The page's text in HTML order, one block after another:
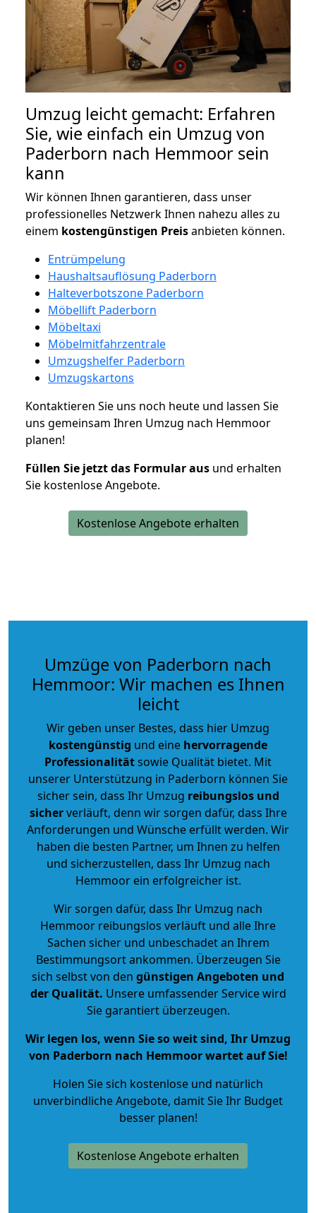
Umzug leicht gemacht: Erfahren
Sie, wie einfach ein Umzug von
Paderborn nach Hemmoor sein
kann
Wir können Ihnen garantieren, dass unser
professionelles Netzwerk Ihnen nahezu alles zu
einem kostengünstigen Preisanbieten können.
Entrümpelung
Haushaltsauflösung Paderborn
Halteverbotszone Paderborn
Möbellift Paderborn
Möbeltaxi
Möbelmitfahrzentrale
Umzugshelfer Paderborn
Umzugskartons
Kontaktieren Sie uns noch heute und lassen Sie
uns gemeinsam Ihren Umzug nach Hemmoor
planen!
Füllen Sie jetzt das Formular aus und erhalten
Sie kostenlose Angebote.
Kostenlose Angebote erhalten
Umzüge von Paderborn nach
Hemmoor: Wir machen es Ihnen
leicht
Wir geben unser Bestes, dass hier Umzug
kostengünstig und eine hervorragende
Professionalitätsowie Qualität bietet. Mit
unserer Unterstützung in Paderborn können Sie
sicher sein, dass Ihr Umzug reibungslos und
sicherverläuft, denn wir sorgen dafür, dass Ihre
Anforderungen und Wünsche erfüllt werden. Wir
haben die besten Partner, um Ihnen zu helfen
und sicherzustellen, dass Ihr Umzug nach
Hemmoor ein erfolgreicher ist.
Wir sorgen dafür, dass Ihr Umzug nach
Hemmoor reibungslos verläuft und alle Ihre
Sachen sicher und unbeschadet an Ihrem
Bestimmungsort ankommen. Überzeugen Sie
sich selbst von den günstigen Angeboten und
der Qualität. Unsere umfassender Service wird
Sie garantiert überzeugen.
Wir legen los, wenn Sie so weit sind, Ihr Umzug
von Paderborn nach Hemmoor wartet auf Sie!
Holen Sie sich kostenlose und natürlich
unverbindliche Angebote, damit Sie Ihr Budget
besser planen!
Kostenlose Angebote erhalten